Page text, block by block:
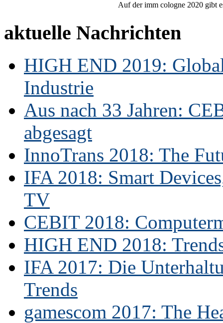
Auf der imm cologne 2020 gibt
aktuelle Nachrichten
HIGH END 2019:
Industrie
Aus nach 33 Jahren:
abgesagt
InnoTrans 2018: The
IFA 2018: Smart
TV
CEBIT 2018:
HIGH END 2018:
IFA 2017: Die
Trends
gamescom 2017: The